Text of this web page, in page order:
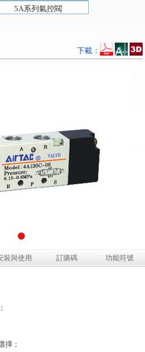
5A系列氣控閥
下載：
裝與使用 訂購碼 功能符號
擇；